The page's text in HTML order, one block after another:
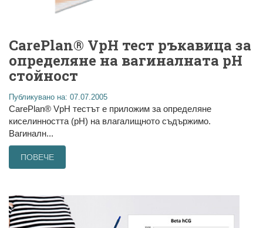
CarePlan® VpH тест ръкавица за
определяне на вагиналната pH
стойност
Публикувано на: 07.07.2005
CarePlan® VpH тестът е приложим за определяне
киселинността (рН) на влагалищното съдържимо.
Вагиналн...
ПОВЕЧЕ